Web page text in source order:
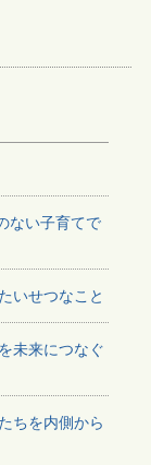
ない子育てで
いせつなこと
未来につなぐ
ちを内側から